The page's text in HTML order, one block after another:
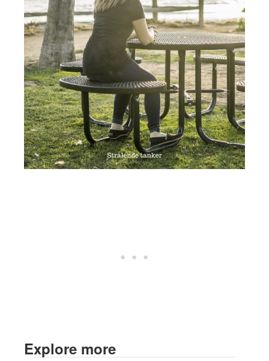
Explore more